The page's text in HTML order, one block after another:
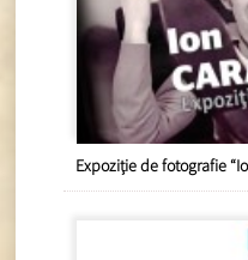
Expoziție de fotografie